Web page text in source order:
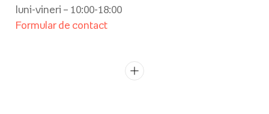
luni-vineri – 10:00-18:00
Formular de contact